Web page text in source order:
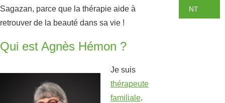
Sagazan, parce que la thérapie aide à
retrouver de la beauté dans sa vie !
Qui est Agnès Hémon ?
Je suis
thérapeute
familiale.
NT